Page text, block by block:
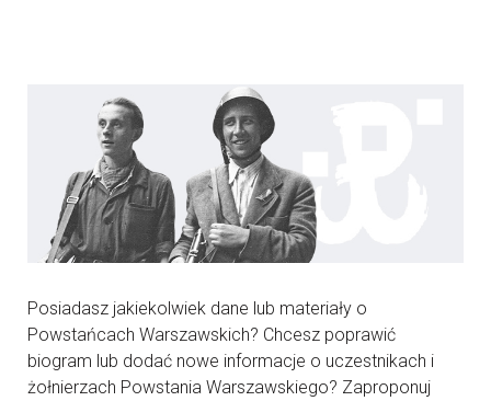
Posiadasz jakiekolwiek dane lub materiały o
Powstańcach Warszawskich? Chcesz poprawić
biogram lub dodać nowe informacje o uczestnikach i
żołnierzach Powstania Warszawskiego? Zaproponuj